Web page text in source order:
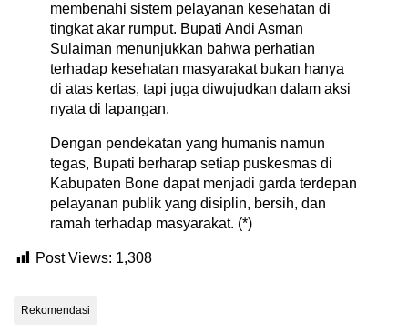
membenahi sistem pelayanan kesehatan di
tingkat akar rumput. Bupati Andi Asman
Sulaiman menunjukkan bahwa perhatian
terhadap kesehatan masyarakat bukan hanya
di atas kertas, tapi juga diwujudkan dalam aksi
nyata di lapangan.
Dengan pendekatan yang humanis namun
tegas, Bupati berharap setiap puskesmas di
Kabupaten Bone dapat menjadi garda terdepan
pelayanan publik yang disiplin, bersih, dan
ramah terhadap masyarakat. (*)
Post Views: 1,308
Rekomendasi